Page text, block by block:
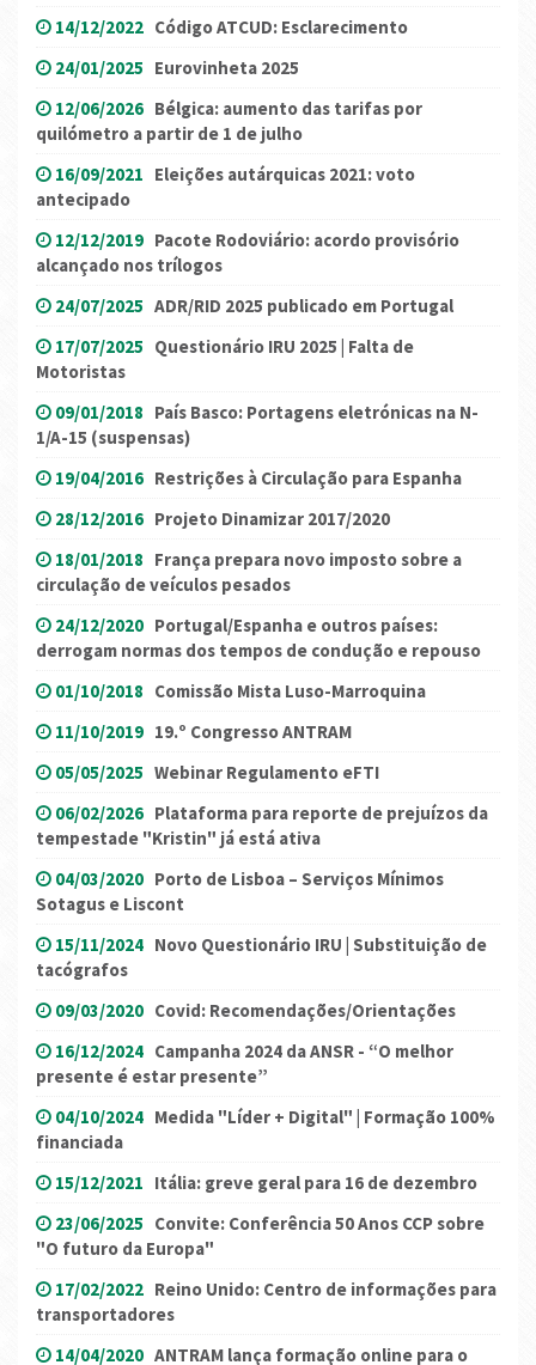
14/12/2022 Código ATCUD: Esclarecimento
24/01/2025 Eurovinheta 2025
12/06/2026 Bélgica: aumento das tarifas por
quilómetro a partir de 1 de julho
16/09/2021 Eleições autárquicas 2021: voto
antecipado
12/12/2019 Pacote Rodoviário: acordo provisório
alcançado nos trílogos
24/07/2025 ADR/RID 2025 publicado em Portugal
17/07/2025 Questionário IRU 2025 | Falta de
Motoristas
09/01/2018 País Basco: Portagens eletrónicas na N-
1/A-15 (suspensas)
19/04/2016 Restrições à Circulação para Espanha
28/12/2016 Projeto Dinamizar 2017/2020
18/01/2018 França prepara novo imposto sobre a
circulação de veículos pesados
24/12/2020 Portugal/Espanha e outros países:
derrogam normas dos tempos de condução e repouso
01/10/2018 Comissão Mista Luso-Marroquina
11/10/2019 19.º Congresso ANTRAM
05/05/2025 Webinar Regulamento eFTI
06/02/2026 Plataforma para reporte de prejuízos da
tempestade "Kristin" já está ativa
04/03/2020 Porto de Lisboa – Serviços Mínimos
Sotagus e Liscont
15/11/2024 Novo Questionário IRU | Substituição de
tacógrafos
09/03/2020 Covid: Recomendações/Orientações
16/12/2024 Campanha 2024 da ANSR - “O melhor
presente é estar presente”
04/10/2024 Medida "Líder + Digital" | Formação 100%
financiada
15/12/2021 Itália: greve geral para 16 de dezembro
23/06/2025 Convite: Conferência 50 Anos CCP sobre
"O futuro da Europa"
17/02/2022 Reino Unido: Centro de informações para
transportadores
14/04/2020 ANTRAM lança formação online para o